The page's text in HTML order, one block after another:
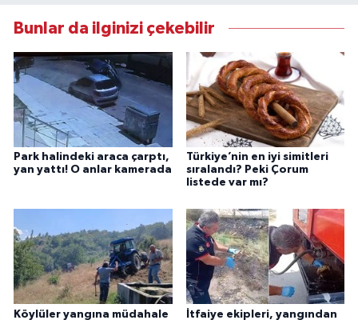
Bunlar da ilginizi çekebilir
Park halindeki araca çarptı,
yan yattı! O anlar kamerada
Türkiye’nin en iyi simitleri
sıralandı? Peki Çorum
listede var mı?
Köylüler yangına müdahale
İtfaiye ekipleri, yangından